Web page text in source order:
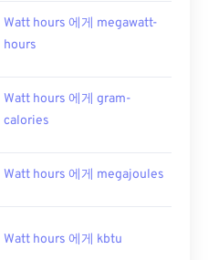
Watt hours 에게 megawatt-
hours
Watt hours 에게 gram-
calories
Watt hours 에게 megajoules
Watt hours 에게 kbtu